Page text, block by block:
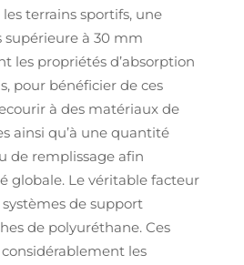
terrains sportifs, une
supérieure à 30 mm
les propriétés d’absorption
pour bénéficier de ces
à des matériaux de
ainsi qu’à une quantité
de remplissage afin
globale. Le véritable facteur
de support
de polyuréthane. Ces
les